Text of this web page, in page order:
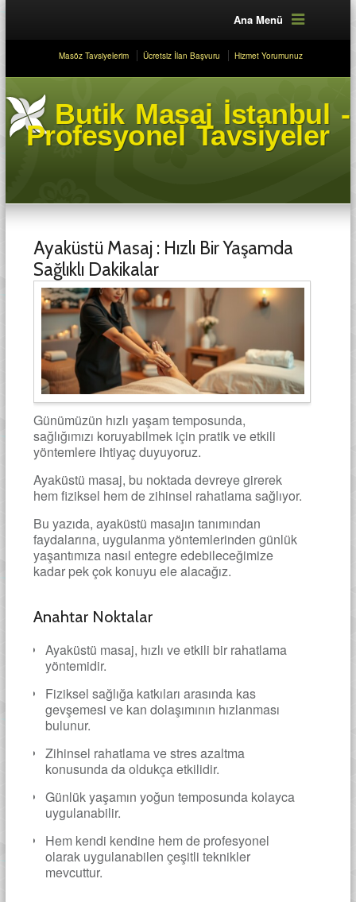
Ana Menü
Masöz Tavsiyelerim Ücretsiz İlan Başvuru Hizmet Yorumunuz
Butik Masaj İstanbul -
Profesyonel Tavsiyeler
Ayaküstü Masaj : Hızlı Bir Yaşamda
Sağlıklı Dakikalar
Günümüzün hızlı yaşam temposunda,
sağlığımızı koruyabilmek için pratik ve etkili
yöntemlere ihtiyaç duyuyoruz.
Ayaküstü masaj, bu noktada devreye girerek
hem fiziksel hem de zihinsel rahatlama sağlıyor.
Bu yazıda, ayaküstü masajın tanımından
faydalarına, uygulanma yöntemlerinden günlük
yaşantımıza nasıl entegre edebileceğimize
kadar pek çok konuyu ele alacağız.
Anahtar Noktalar
Ayaküstü masaj, hızlı ve etkili bir rahatlama
yöntemidir.
Fiziksel sağlığa katkıları arasında kas
gevşemesi ve kan dolaşımının hızlanması
bulunur.
Zihinsel rahatlama ve stres azaltma
konusunda da oldukça etkilidir.
Günlük yaşamın yoğun temposunda kolayca
uygulanabilir.
Hem kendi kendine hem de profesyonel
olarak uygulanabilen çeşitli teknikler
mevcuttur.